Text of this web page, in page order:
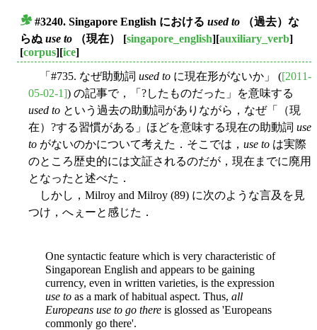
#3240. Singapore English における used to （過去）な
らぬ use to （現在） [singapore_english][auxiliary_verb]
[corpus][ice]
「#735. なぜ助動詞 used to に現在形がないか」 ([2011-
05-02-1]) の記事で，「?したものだった」を意味する
used to という過去の助動詞がありながら，なぜ「（現
在）?する習慣がある」ほどを意味する現在の助動詞 use
to がないのかについて考えた．そこでは， use to は実際
のところ歴史的には文証されるのだが，現在までに廃用
となったと述べた．
しかし，Milroy and Milroy (89) に次のような言及を見
つけ，へぇーと感じた．
One syntactic feature which is very characteristic of
Singaporean English and appears to be gaining
currency, even in written varieties, is the expression
use to as a mark of habitual aspect. Thus, all
Europeans use to go there is glossed as 'Europeans
commonly go there'.